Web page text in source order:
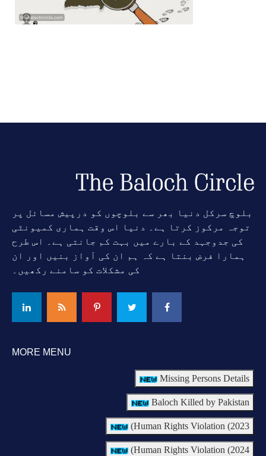
بلوچ سرکل دنیا بھر سے بلوچوں کو درپیش مسائل پر
توجہ مرکوز کرتا ہے۔ دنیا اس وقت ہماری کمیونٹی
کی جدوجہد کے بارے میں بہت کم جانتی ہے۔ اس طرح
ہمارا فرض بنتا ہے کہ ہم ان کی آواز بنیں اور ان
کی مشکلات کو سامنے رکھیں۔
MORE MENU
Missing Persons Details
Baloch Killed by Pakistan
Human Rights Violation (2023)
Human Rights Violation (2024)